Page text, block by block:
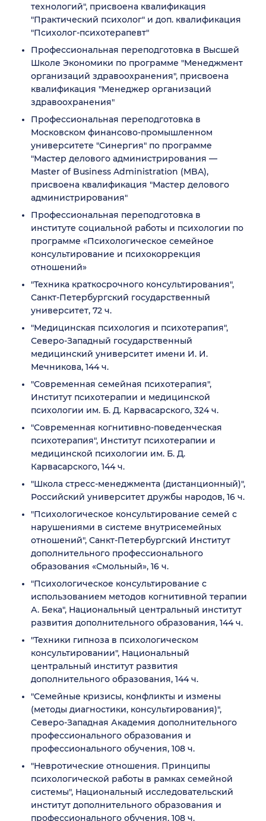
технологий", присвоена квалификация
"Практический психолог" и доп. квалификация
"Психолог-психотерапевт"
Профессиональная переподготовка в Высшей
Школе Экономики по программе "Менеджмент
организаций здравоохранения", присвоена
квалификация "Менеджер организаций
здравоохранения"
Профессиональная переподготовка в
Московском финансово-промышленном
университете "Синергия" по программе
"Мастер делового администрирования —
Master of Business Administration (MBA),
присвоена квалификация "Мастер делового
администрирования"
Профессиональная переподготовка в
институте социальной работы и психологии по
программе «Психологическое семейное
консультирование и психокоррекция
отношений»
"Техника краткосрочного консультирования",
Санкт-Петербургский государственный
университет, 72 ч.
"Медицинская психология и психотерапия",
Северо-Западный государственный
медицинский университет имени И. И.
Мечникова, 144 ч.
"Современная семейная психотерапия",
Институт психотерапии и медицинской
психологии им. Б. Д. Карвасарского, 324 ч.
"Современная когнитивно-поведенческая
психотерапия", Институт психотерапии и
медицинской психологии им. Б. Д.
Карвасарского, 144 ч.
"Школа стресс-менеджмента (дистанционный)",
Российский университет дружбы народов, 16 ч.
"Психологическое консультирование семей с
нарушениями в системе внутрисемейных
отношений", Санкт-Петербургский Институт
дополнительного профессионального
образования «Смольный», 16 ч.
"Психологическое консультирование с
использованием методов когнитивной терапии
А. Бека", Национальный центральный институт
развития дополнительного образования, 144 ч.
"Техники гипноза в психологическом
консультировании", Национальный
центральный институт развития
дополнительного образования, 144 ч.
"Семейные кризисы, конфликты и измены
(методы диагностики, консультирования)",
Северо-Западная Академия дополнительного
профессионального образования и
профессионального обучения, 108 ч.
"Невротические отношения. Принципы
психологической работы в рамках семейной
системы", Национальный исследовательский
институт дополнительного образования и
профессионального обучения, 108 ч.